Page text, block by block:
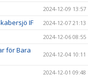
2024-12-09 13:57
IF 2024-12-07 21:13
2024-12-06 08:55
för Bara
2024-12-04 10:11
2024-12-01 09:48